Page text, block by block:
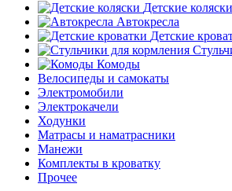
Детские коляски
Автокресла
Детские
Комоды
Велосипеды и самокаты
Электромобили
Электрокачели
Ходунки
Матрасы и наматрасники
Манежи
Комплекты в кроватку
Прочее